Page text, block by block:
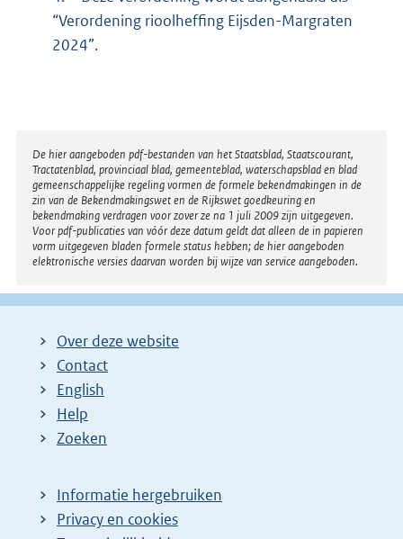
“Verordening rioolheffing Eijsden-Margraten
2024”.
Disclaimer
De hier aangeboden pdf-bestanden van het Staatsblad, Staatscourant,
Tractatenblad, provinciaal blad, gemeenteblad, waterschapsblad en blad
gemeenschappelijke regeling vormen de formele bekendmakingen in de
zin van de Bekendmakingswet en de Rijkswet goedkeuring en
bekendmaking verdragen voor zover ze na 1 juli 2009 zijn uitgegeven.
Voor pdf-publicaties van vóór deze datum geldt dat alleen de in papieren
vorm uitgegeven bladen formele status hebben; de hier aangeboden
elektronische versies daarvan worden bij wijze van service aangeboden.
Over deze website
Contact
English
Help
Zoeken
Informatie hergebruiken
Privacy en cookies